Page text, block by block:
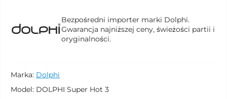
Bezpośredni importer marki Dolphi.
Gwarancja najniższej ceny, świeżości partii i
oryginalności.
Marka: Dolphi
Model: DOLPHI Super Hot 3